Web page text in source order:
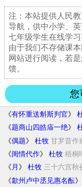
注：本站提供人民
导航，供中小学、
七年级学生在线学
由于我们不存储课
网站进行阅读，若
馈。
您
《有怀重送斛斯判官》
离魂...
《题商山四皓庙一绝》
不袒...
《偶题》 杜牧 甘罗昔作
《闺情代作》 杜牧 梧桐
《 月 》 杜牧 三十六宫秋
《歙州卢中丞见惠名酝》